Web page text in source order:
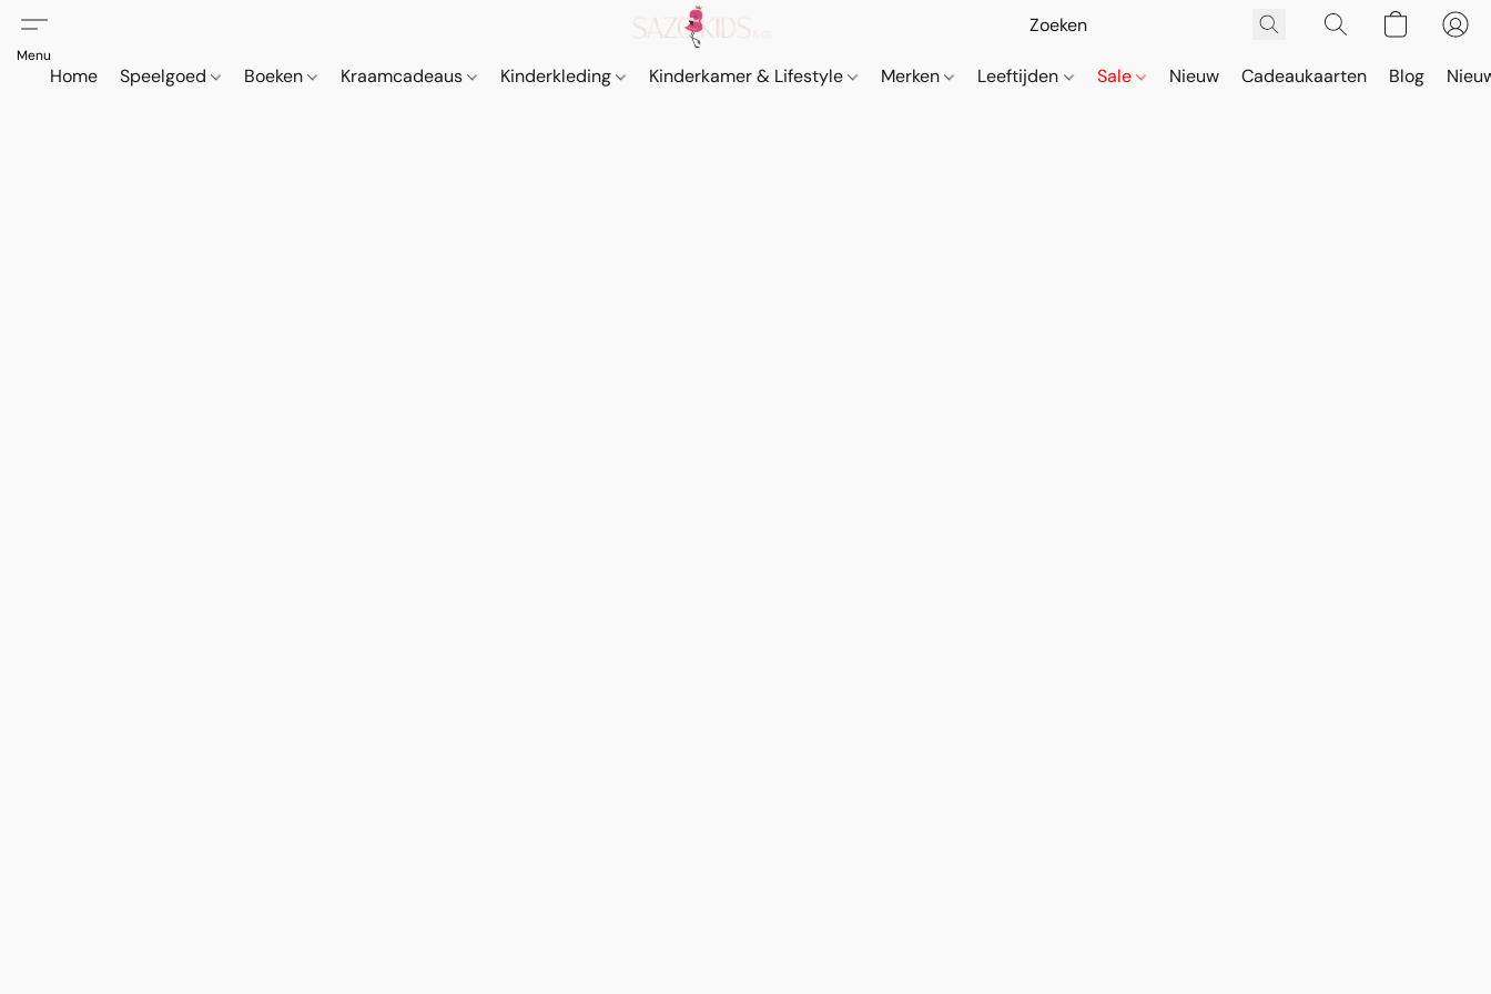
Home Speelgoed Boeken Kraamcadeaus Kinderkleding Kinderkamer & Lifestyle Merken Leeftijden Sale Nieuw Cadeaukaarten Blog